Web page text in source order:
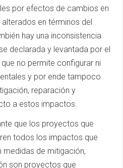
por efectos de cambios en
en términos del
hay una inconsistencia
declarada y levantada por el
no permite configurar ni
y por ende tampoco
reparación y
a estos impactos.
que los proyectos que
todos los impactos que
medidas de mitigación,
son proyectos que